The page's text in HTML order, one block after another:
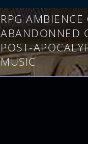
.
RPG
ABANDONNED
POST-
MUSIC